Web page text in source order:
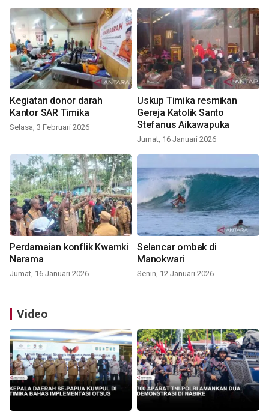
Kegiatan donor darah
Kantor SAR Timika
Selasa, 3 Februari 2026
Uskup Timika resmikan
Gereja Katolik Santo
Stefanus Aikawapuka
Jumat, 16 Januari 2026
Perdamaian konflik Kwamki
Narama
Jumat, 16 Januari 2026
Selancar ombak di
Manokwari
Senin, 12 Januari 2026
Video